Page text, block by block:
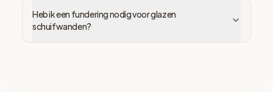
Heb ik een fundering nodig voor glazen
schuifwanden?